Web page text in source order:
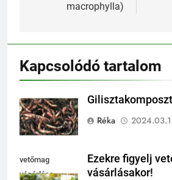
macrophylla)
Kapcsolódó tartalom
Réka
vetőmag
vásárlása
Ezekre figyelj
vásárlásakor!